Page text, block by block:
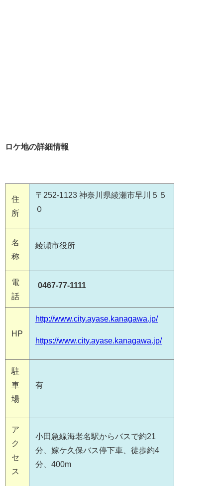
ロケ地の詳細情報
住
所
〒252-1123 神奈川県綾瀬市早川５５
０
名
称
綾瀬市役所
電
話
0467-77-1111
HP
http://www.city.ayase.kanagawa.jp/
https://www.city.ayase.kanagawa.jp/
駐
車
場
有
ア
ク
セ
ス
小田急線海老名駅からバスで約21
分、嫁ケ久保バス停下車、徒歩約4
分、400m